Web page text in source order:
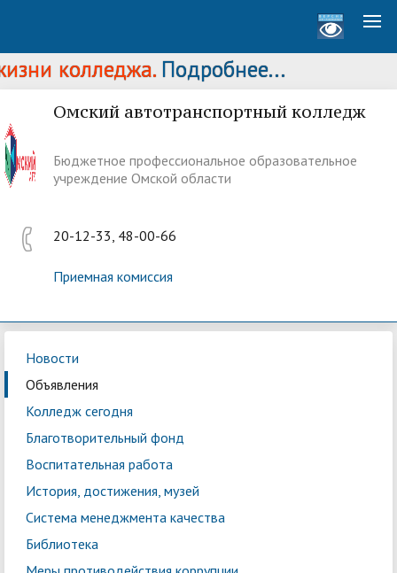
колледжа.Подробнее...
Омский автотранспортный колледж
Бюджетное профессиональное образовательное
учреждение Омской области
20-12-33, 48-00-66
Приемная комиссия
Новости
Объявления
Колледж сегодня
Благотворительный фонд
Воспитательная работа
История, достижения, музей
Система менеджмента качества
Библиотека